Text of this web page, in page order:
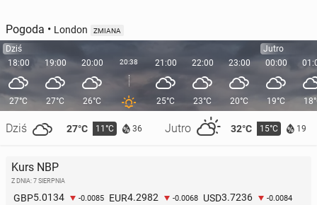
Pogoda • London ZMIANA
Dziś
18:00
27°C
Dziś 27°C 11°C 36 Jutro 32°C 15°C 19
19:00
27°C
20:00
26°C
20:38 21:00
25°C
22:00
23°C
23:00
20°C
Jutro
00:00
19°C
Kurs NBP
Z DNIA: 7 SIERPNIA
GBP5.0134 -0.0085 EUR4.2982 -0.0068 USD3.7236 -0.0084